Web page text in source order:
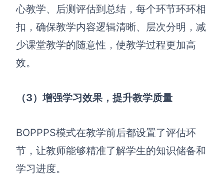
AI生成Grow模型
AI生成AARRR模型
模板社区
管理功能定制 · 专业部署方案
客户案例
心教学、后测评估到总结，每个环节环环相
扣，确保教学内容逻辑清晰、层次分明，减
少课堂教学的随意性，使教学过程更加高
效。
（3）增强学习效果，提升教学质量
BOPPPS模式在教学前后都设置了评估环
节，让教师能够精准了解学生的知识储备和
学习进度。